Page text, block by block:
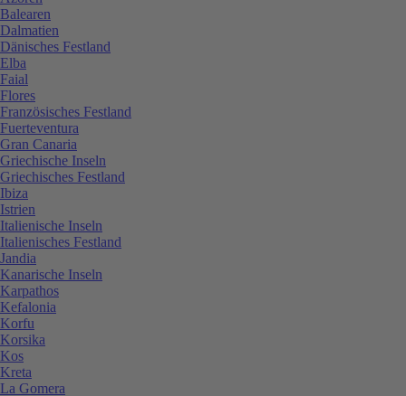
Balearen
Dalmatien
Dänisches Festland
Elba
Faial
Flores
Französisches Festland
Fuerteventura
Gran Canaria
Griechische Inseln
Griechisches Festland
Ibiza
Istrien
Italienische Inseln
Italienisches Festland
Jandia
Kanarische Inseln
Karpathos
Kefalonia
Korfu
Korsika
Kos
Kreta
La Gomera